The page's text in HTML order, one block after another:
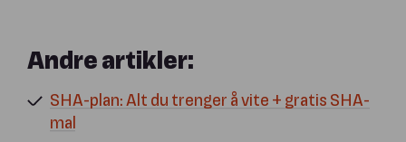
Andre artikler:
SHA-plan: Alt du trenger å vite + gratis SHA-
mal